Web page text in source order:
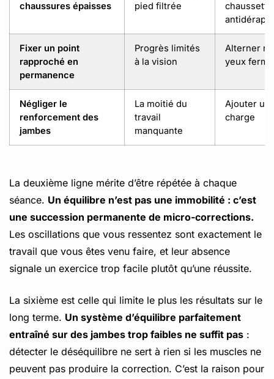
chaussures épaisses
pied filtrée
Fixer un point
rapproché en
permanence
Progrès limités
à la vision
Alterner
yeux
Négliger le
renforcement des
jambes
La moitié du
travail
manquante
Ajouter
charge
La deuxième ligne mérite d’être répétée à chaque
séance. Un équilibre n’est pas une immobilité : c’est
une succession permanente de micro-corrections.
Les oscillations que vous ressentez sont exactement le
travail que vous êtes venu faire, et leur absence
signale un exercice trop facile plutôt qu’une réussite.
La sixième est celle qui limite le plus les résultats sur le
long terme. Un système d’équilibre parfaitement
entraîné sur des jambes trop faibles ne suffit pas :
détecter le déséquilibre ne sert à rien si les muscles ne
peuvent pas produire la correction. C’est la raison pour